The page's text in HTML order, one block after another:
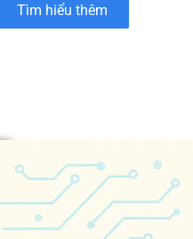
Tìm hiểu thêm